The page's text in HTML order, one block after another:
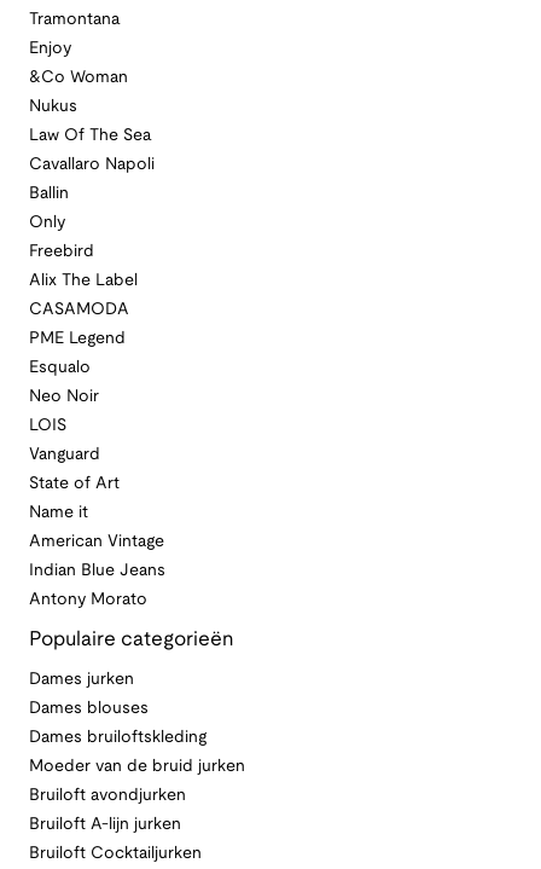
Tramontana
Enjoy
&Co Woman
Nukus
Law Of The Sea
Cavallaro Napoli
Ballin
Only
Freebird
Alix The Label
CASAMODA
PME Legend
Esqualo
Neo Noir
LOIS
Vanguard
State of Art
Name it
American Vintage
Indian Blue Jeans
Antony Morato
Populaire categorieën
Dames jurken
Dames blouses
Dames bruiloftskleding
Moeder van de bruid jurken
Bruiloft avondjurken
Bruiloft A-lijn jurken
Bruiloft Cocktailjurken